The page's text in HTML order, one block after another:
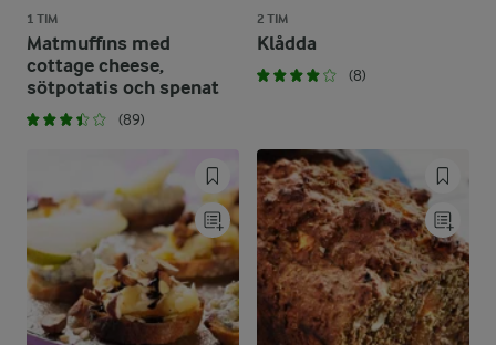
1 TIM
Matmuffins med
cottage cheese,
sötpotatis och spenat
(89)
2 TIM
Klådda
(8)